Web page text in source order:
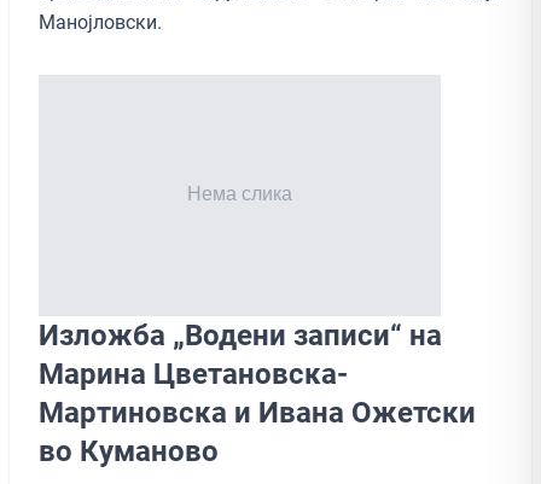
Манојловски.
Изложба „Водени записи“ на
Марина Цветановска-
Мартиновска и Ивана Ожетски
во Куманово